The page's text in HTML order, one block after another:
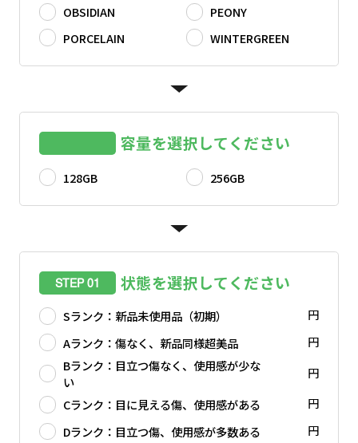
OBSIDIAN
PEONY
PORCELAIN
WINTERGREEN
容量を選択してください
128GB 256GB
STEP 01 状態を選択してください
Sランク：新品未使用品（初期）
円
Aランク：傷なく、新品同様超美品
円
Bランク：目立つ傷なく、使用感が少な
い
円
Cランク：目に見える傷、使用感がある
円
Dランク：目立つ傷、使用感が多数ある
円